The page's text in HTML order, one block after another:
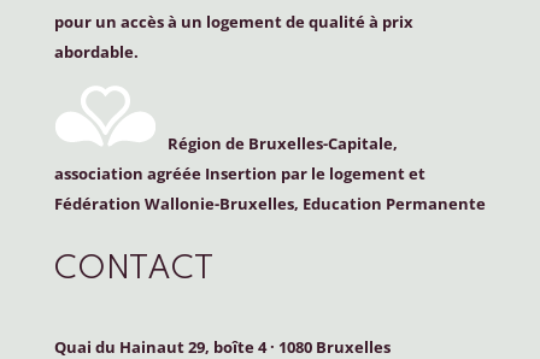
pour un accès à un logement de qualité à prix
abordable.
Région de Bruxelles-Capitale,
association agréée Insertion par le logement et
Fédération Wallonie-Bruxelles, Education Permanente
CONTACT
Quai du Hainaut 29, boîte 4· 1080 Bruxelles